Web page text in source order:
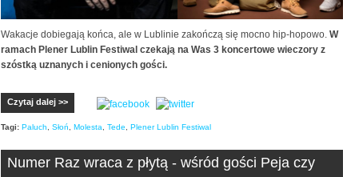
Wakacje dobiegają końca, ale w Lublinie zakończą się mocno hip-hopowo. W
ramach Plener Lublin Festiwal czekają na Was 3 koncertowe wieczory z
szóstką uznanych i cenionych gości.
Czytaj dalej >>
Tagi: Paluch Słoń Molesta Tede Plener Lublin Festiwal
Numer Raz wraca z płytą - wśród gości Peja czy